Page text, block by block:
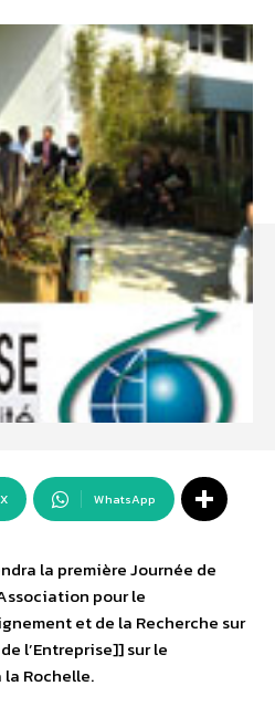
X WhatsApp
la première Journée de
pour le
et de la Recherche sur
l’Entreprise]] sur le
Rochelle.